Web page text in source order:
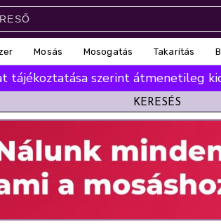
Mosás Mosogatás Takarítás
tájékoztatása szerint átmenetileg
KERESÉS